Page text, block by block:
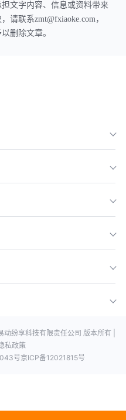
文字内容、信息或资料带来
请联系zmt@fxiaoke.com，
删除文章。
动纷享科技有限责任公司 版本所有 |
私政策
号京ICP备12021815号